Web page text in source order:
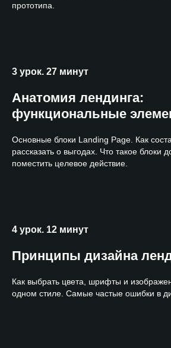
прототипа.
3 урок. 27 минут
Анатомия лендинга:
функциональные
Основные блоки Landing Page. Как
рассказать о выгодах. Что такое блоки
поместить целевое действие.
4 урок. 12 минут
Принципы дизайна
Как выбрать цвета, шрифты и
одном стиле. Самые частые ошибки в